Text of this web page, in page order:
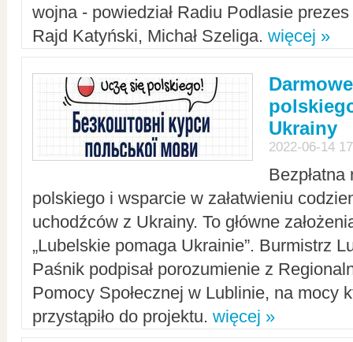
wojna - powiedział Radiu Podlasie
Rajd Katyński, Michał Szeliga. więcej »
Ukrainy
2022-06-14
polskiego i wsparcie w załatwieniu
uchodźców z Ukrainy. To główne
„Lubelskie pomaga Ukrainie”. Burmistrz
Paśnik podpisał porozumienie z
Pomocy Społecznej w Lublinie, na mocy
przystąpiło do projektu. więcej »